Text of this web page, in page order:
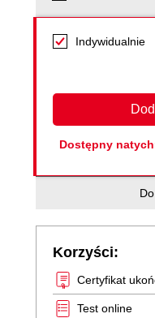
Indywidualnie
Dostępny
Korzyści:
Certyfikat
Test online